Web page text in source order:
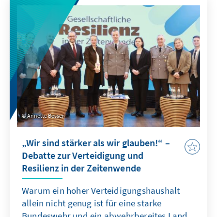
haben.
Annette Besser
„Wir sind stärker als wir glauben!“ –
Debatte zur Verteidigung und
Resilienz in der Zeitenwende
Warum ein hoher Verteidigungshaushalt
allein nicht genug ist für eine starke